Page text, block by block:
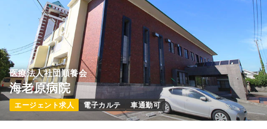
医療法人社団順養会
海老原病院
エージェント求人 電子カルテ 車通勤可